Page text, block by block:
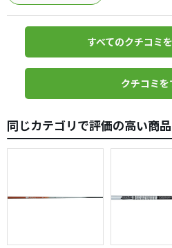
元調子ばかり使っている私でも
くれる良いシャフトだと思います
ただ、この手のシャフトはなか
は採用するかの判断に迷うタイプ
今までの概念とは異質なシャフ
ないかなと感じました！
すべてのクチコミ
クチコミを
同じカテゴリで評価の高い商品